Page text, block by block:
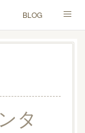
BLOG
タ